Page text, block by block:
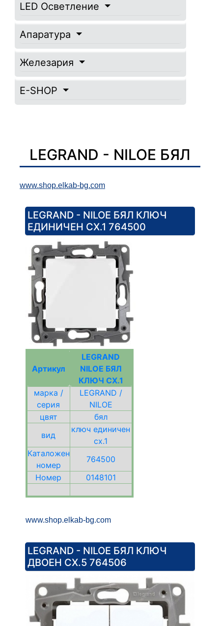
LED Осветление
Апаратура
Железария
E-SHOP
LEGRAND - NILOE БЯЛ
www.shop.elkab-bg.com
LEGRAND - NILOE БЯЛ КЛЮЧ
ЕДИНИЧЕН СХ.1 764500
Артикул
LEGRAND
NILOE БЯЛ
КЛЮЧ СХ.1
марка /
серия
LEGRAND /
NILOE
цвят
бял
вид
ключ единичен
сх.1
Каталожен
номер
764500
Номер
0148101
www.shop.elkab-bg.com
LEGRAND - NILOE БЯЛ КЛЮЧ
ДВОЕН СХ.5 764506